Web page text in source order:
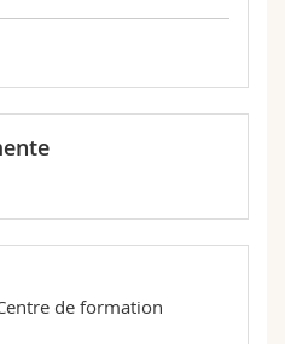
de formation